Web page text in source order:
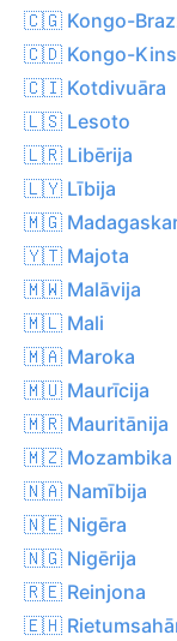
🇨🇬 Kongo-
🇨🇩 Kongo-
🇨🇮 Kotdivuāra
🇱🇸 Lesoto
🇱🇷 Libērija
🇱🇾 Lībija
🇲🇬
🇾🇹 Majota
🇲🇼 Malāvija
🇲🇱 Mali
🇲🇦 Maroka
🇲🇺 Maurīcija
🇲🇷 Mauritānija
🇲🇿 Mozambika
🇳🇦 Namībija
🇳🇪 Nigēra
🇳🇬 Nigērija
🇷🇪 Reinjona
🇪🇭